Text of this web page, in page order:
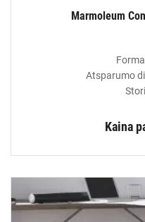
Marmoleum
Atsparumo
Kaina